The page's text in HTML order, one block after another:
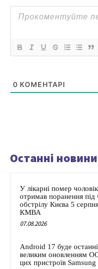
0 КОМЕНТАРІ
Останні новини
У лікарні помер
отримав поранення під
обстрілу Києва 5
КМВА
07.08.2026
Android 17 буде
великим оновленням
цих пристроїв Samsung